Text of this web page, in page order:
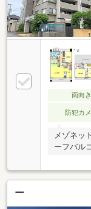
南向き
防犯カ
メゾネッ
ーフバル
ー